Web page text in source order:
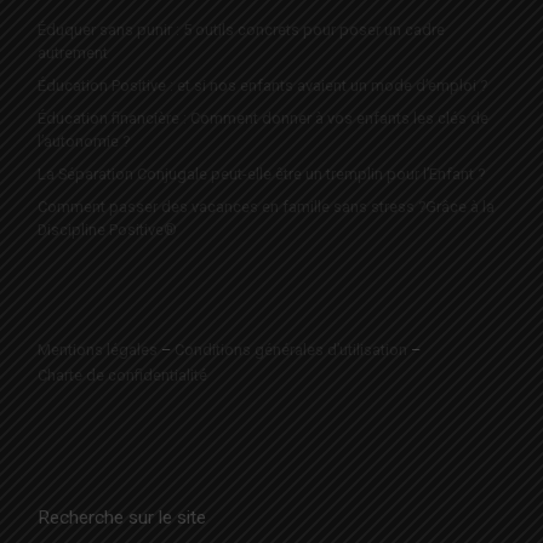
Éduquer sans punir : 5 outils concrets pour poser un cadre
autrement
Éducation Positive : et si nos enfants avaient un mode d’emploi ?
Éducation financière : Comment donner à vos enfants les clés de
l’autonomie ?
La Séparation Conjugale peut-elle être un tremplin pour l’Enfant ?
Comment passer des vacances en famille sans stress ?Grâce à la
Discipline Positive®
Mentions légales – Conditions générales d’utilisation –
Charte de confidentialité
Recherche sur le site